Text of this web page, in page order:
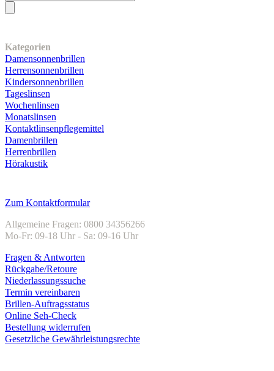
Kategorien
Damensonnenbrillen
Herrensonnenbrillen
Kindersonnenbrillen
Tageslinsen
Wochenlinsen
Monatslinsen
Kontaktlinsenpflegemittel
Damenbrillen
Herrenbrillen
Hörakustik
Zum Kontaktformular
Allgemeine Fragen: 0800 34356266
Mo-Fr: 09-18 Uhr - Sa: 09-16 Uhr
Fragen & Antworten
Rückgabe/Retoure
Niederlassungssuche
Termin vereinbaren
Brillen-Auftragsstatus
Online Seh-Check
Bestellung widerrufen
Gesetzliche Gewährleistungsrechte